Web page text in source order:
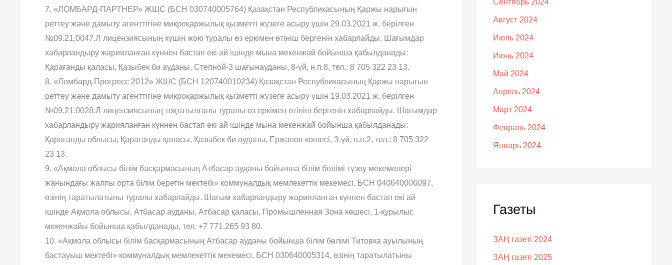
7. «ЛОМБАРД-ПАРТНЕР» ЖШС (БСН 030740005764) Қазақстан Республикасының Қаржы нарығын
реттеу жəне дамыту агенттігіне микроқаржылық қызметті жүзеге асыру үшін 29.03.2021 ж. берілген
№09.21.0047.Л лицензиясының күшін жою туралы өз еркімен өтініш бергенін хабарлайды. Шағымдар
хабарландыру жарияланған күннен бастап екі ай ішінде мына мекенжай бойынша қабылданады:
Қарағанды қаласы, Қазыбек би ауданы, Степной-3 шағынауданы, 8-үй, н.п.8, тел.: 8 705 322 23 13.
8. «Ломбард-Прогресс 2012» ЖШС (БСН 120740010234) Қазақстан Республикасының Қаржы нарығын
реттеу жəне дамыту агенттігіне микроқаржылық қызметті жүзеге асыру үшін 19.03.2021 ж. берілген
№09.21.0028.Л лицензиясының тоқтатылғаны туралы өз еркімен өтініш бергенін хабарлайды. Шағымдар
хабарландыру жарияланған күннен бастап екі ай ішінде мына мекенжай бойынша қабылданады:
Қарағанды облысы, Қарағанды қаласы, Қазыбек би ауданы, Ержанов көшесі, 3-үй, н.п.2, тел.: 8 705 322
23 13.
9. «Ақмола облысы білім басқармасының Атбасар ауданы бойынша білім бөлімі түзеу мекемелері
жанындағы жалпы орта білім беретін мектебі» коммуналдық мемлекеттік мекемесі, БСН 040640006097,
өзінің таратылатыны туралы хабарлайды. Шағым хабарландыру жарияланған күннен бастап екі ай
ішінде Ақмола облысы, Атбасар ауданы, Атбасар қаласы, Промышленная Зона көшесі, 1-құрылыс
мекенжайы бойынша қабылданады, тел. +7 771 265 93 80.
10. «Ақмола облысы білім басқармасының Атбасар ауданы бойынша білім бөлімі Титовка ауылының
бастауыш мектебі» коммуналдық мемлекеттік мекемесі, БСН 030640005314, өзінің таратылатыны
Сентябрь 2024
Август 2024
Июль 2024
Июнь 2024
Май 2024
Апрель 2024
Март 2024
Февраль 2024
Январь 2024
Газеты
ЗАҢ газеті 2024
ЗАҢ газеті 2025